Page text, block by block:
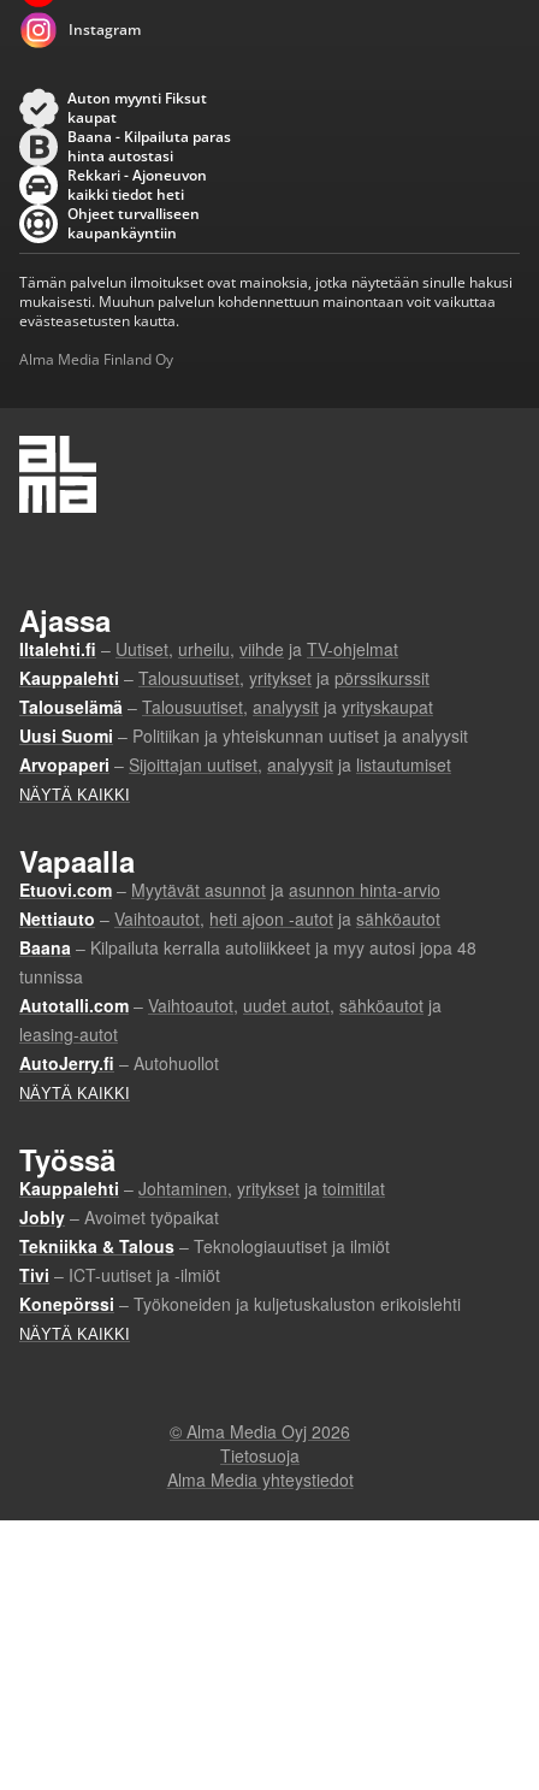
Instagram
Auton myynti Fiksut
kaupat
Baana - Kilpailuta paras
hinta autostasi
Rekkari - Ajoneuvon
kaikki tiedot heti
Ohjeet turvalliseen
kaupankäyntiin
Tämän palvelun ilmoitukset ovat mainoksia, jotka näytetään sinulle hakusi
mukaisesti. Muuhun palvelun kohdennettuun mainontaan voit vaikuttaa
evästeasetusten kautta.
Alma Media Finland Oy